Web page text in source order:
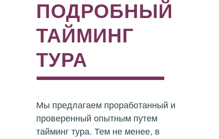
ПОДРОБНЫЙ
ТАЙМИНГ
ТУРА
Мы предлагаем проработанный и
проверенный опытным путем
тайминг тура. Тем не менее, в